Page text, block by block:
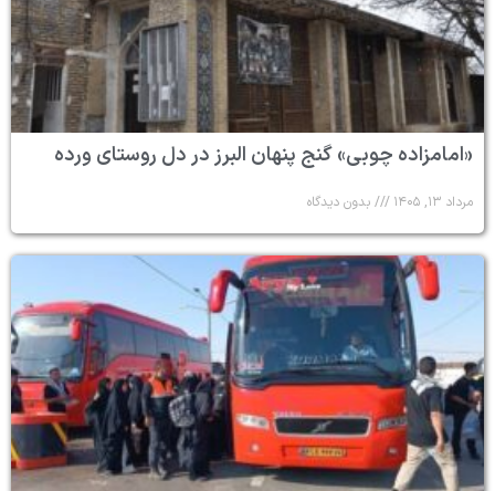
«امامزاده چوبی» گنج پنهان البرز در دل روستای ورده
مرداد ۱۳, ۱۴۰۵ بدون دیدگاه